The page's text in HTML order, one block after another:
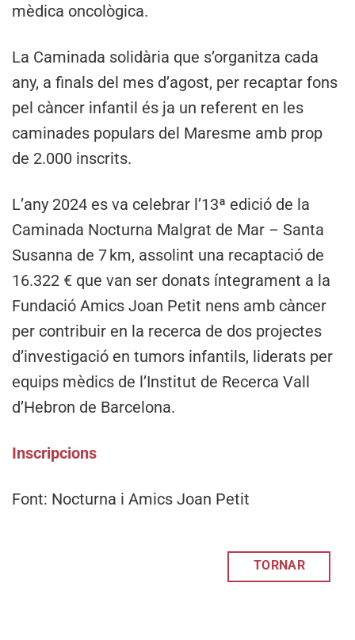
mèdica oncològica.
La Caminada solidària que s’organitza cada
any, a finals del mes d’agost, per recaptar fons
pel càncer infantil és ja un referent en les
caminades populars del Maresme amb prop
de 2.000 inscrits.
L’any 2024 es va celebrar l’13ª edició de la
Caminada Nocturna Malgrat de Mar – Santa
Susanna de 7 km, assolint una recaptació de
16.322 € que van ser donats íntegrament a la
Fundació Amics Joan Petit nens amb càncer
per contribuir en la recerca de dos projectes
d’investigació en tumors infantils, liderats per
equips mèdics de l’Institut de Recerca Vall
d’Hebron de Barcelona.
Inscripcions
Font: Nocturna i Amics Joan Petit
TORNAR